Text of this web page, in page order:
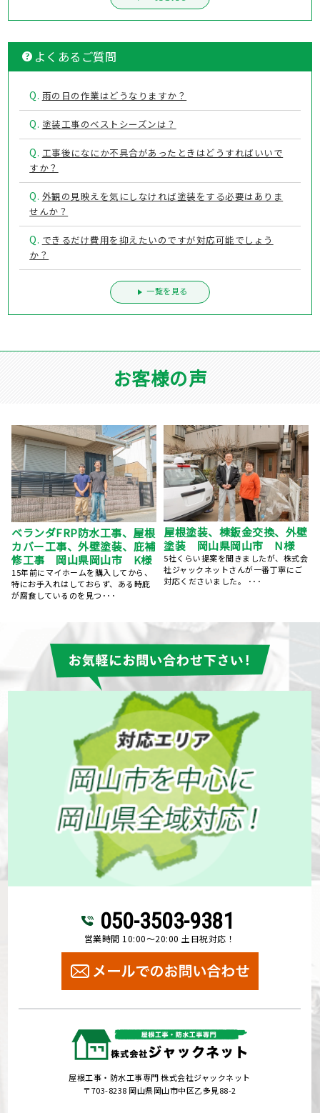
よくあるご質問
Q. 雨の日の作業はどうなりますか？
Q. 塗装工事のベストシーズンは？
Q. 工事後になにか不具合があったときはどうすればいいで
すか？
Q. 外観の見映えを気にしなければ塗装をする必要はありま
せんか？
Q. できるだけ費用を抑えたいのですが対応可能でしょう
か？
一覧を見る
お客様の声
屋根葺き替え工事 瓦屋根か
ら金属屋根へ 雨漏り修理
岡山県岡山市 S様
台風のあと、雨の日に雨漏りして、ホ
ームページで探して電話しました。 見
てもらう･･･
岡山県岡山市 外壁塗装、屋
根塗装 プレミアムシリコン
この度は丁寧な施工、親切な対応、誠
にありがとうございました。 築25年、
ずっと気になっていた･･･
050-3503-9381
営業時間 10:00～20:00 土日祝対応！
屋根工事・防水工事専門 株式会社ジャックネット
〒703-8238 岡山県岡山市中区乙多見88-2